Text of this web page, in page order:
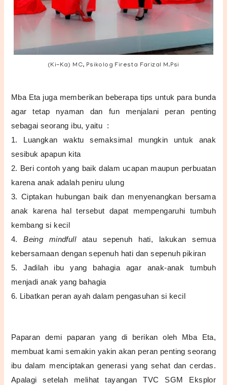
(Ki-Ka) MC, Psikolog Firesta Farizal M.Psi
Mba Eta juga memberikan beberapa tips untuk para bunda
agar tetap nyaman dan fun menjalani peran penting
sebagai seorang ibu, yaitu :
1. Luangkan waktu semaksimal mungkin untuk anak
sesibuk apapun kita
2. Beri contoh yang baik dalam ucapan maupun perbuatan
karena anak adalah peniru ulung
3. Ciptakan hubungan baik dan menyenangkan bersama
anak karena hal tersebut dapat mempengaruhi tumbuh
kembang si kecil
4.Being mindfullatau sepenuh hati, lakukan semua
kebersamaan dengan sepenuh hati dan sepenuh pikiran
5. Jadilah ibu yang bahagia agar anak-anak tumbuh
menjadi anak yang bahagia
6. Libatkan peran ayah dalam pengasuhan si kecil
Paparan demi paparan yang di berikan oleh Mba Eta,
membuat kami semakin yakin akan peran penting seorang
ibu dalam menciptakan generasi yang sehat dan cerdas.
Apalagi setelah melihat tayanganTVC SGM Eksplor